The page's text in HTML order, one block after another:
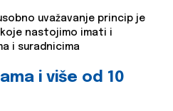
uvažavanje princip je
nastojimo imati i
i suradnicima
i više od 10